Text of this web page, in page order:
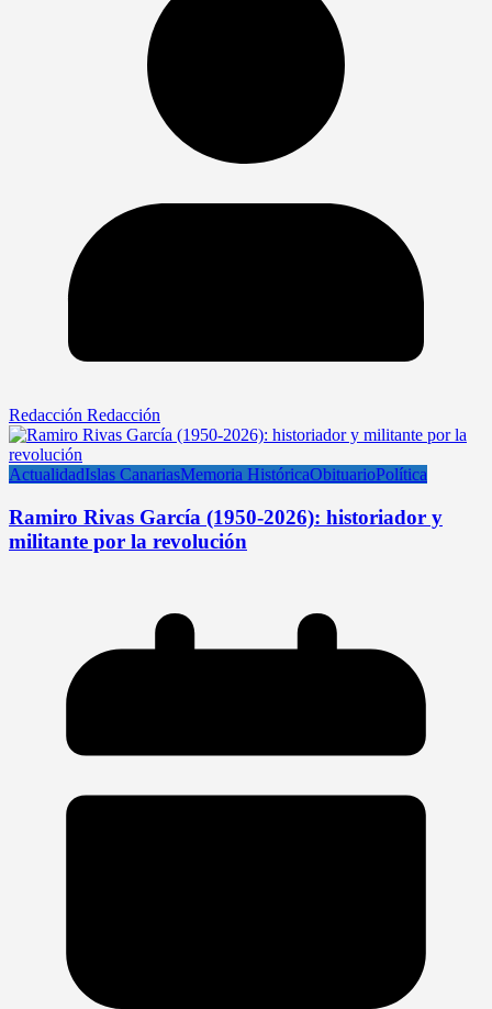
Redacción Redacción
ActualidadIslas CanariasMemoria HistóricaObituarioPolítica
Ramiro Rivas García (1950-2026): historiador y
militante por la revolución